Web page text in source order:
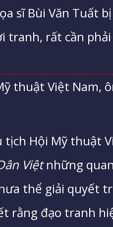
thuật Việt Nam,
tịch Hội Mỹ thuật
Việtnhững
thể giải quyết
rằng đạo tranh